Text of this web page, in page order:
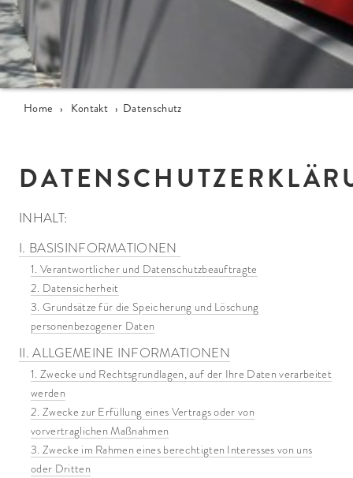
Home › Kontakt › Datenschutz
INHALT:
I. BASISINFORMATIONEN
1. Verantwortlicher und Datenschutzbeauftragte
2. Datensicherheit
3. Grundsätze für die Speicherung und Löschung
personenbezogener Daten
II. ALLGEMEINE INFORMATIONEN
1. Zwecke und Rechtsgrundlagen, auf der Ihre Daten verarbeitet
werden
2. Zwecke zur Erfüllung eines Vertrags oder von
vorvertraglichen Maßnahmen
3. Zwecke im Rahmen eines berechtigten Interesses von uns
oder Dritten